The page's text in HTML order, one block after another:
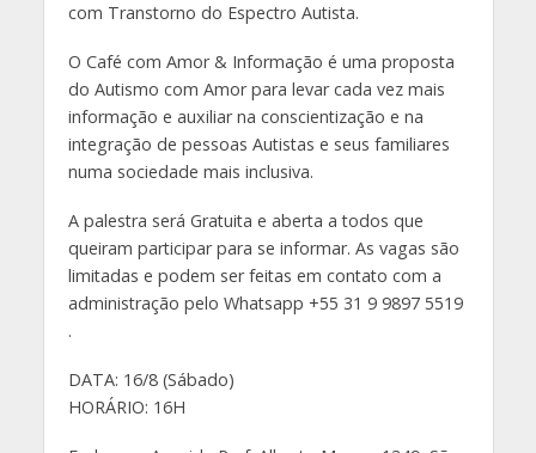
com Transtorno do Espectro Autista.
O Café com Amor & Informação é uma proposta
do Autismo com Amor para levar cada vez mais
informação e auxiliar na conscientização e na
integração de pessoas Autistas e seus familiares
numa sociedade mais inclusiva.
A palestra será Gratuita e aberta a todos que
queiram participar para se informar. As vagas são
limitadas e podem ser feitas em contato com a
administração pelo Whatsapp +55 31 9 9897 5519
.
DATA: 16/8 (Sábado)
HORÁRIO: 16H